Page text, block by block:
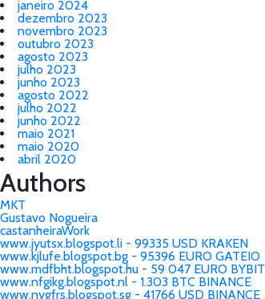
janeiro 2024
dezembro 2023
novembro 2023
outubro 2023
agosto 2023
julho 2023
junho 2023
agosto 2022
julho 2022
junho 2022
maio 2021
maio 2020
abril 2020
Authors
MKT
Gustavo Nogueira
castanheiraWork
www.jyutsx.blogspot.li - 99335 USD KRAKEN
www.kjlufe.blogspot.bg - 95396 EURO GATEIO
www.mdfbht.blogspot.hu - 59 047 EURO BYBIT
www.nfgikg.blogspot.nl - 1.303 BTC BINANCE
www.nygfrs.blogspot.sg - 41766 USD BINANCE